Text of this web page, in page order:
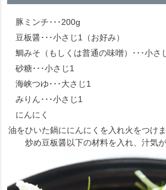
豚ミンチ･･･200g
豆板醤･･･小さじ1（お好み）
鯛みそ（もしくは普通の味噌）･･･小さ
砂糖･･･小さじ1
海峡つゆ･･･大さじ1
みりん･･･小さじ1
にんにく
油をひいた鍋ににんにくを入れ火をつけ
炒め豆板醤以下の材料を入れ、汁気